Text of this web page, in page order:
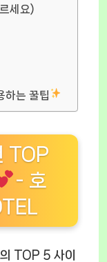
르세요)
하는 꿀팁
TOP
- 호
TOP 5 사이